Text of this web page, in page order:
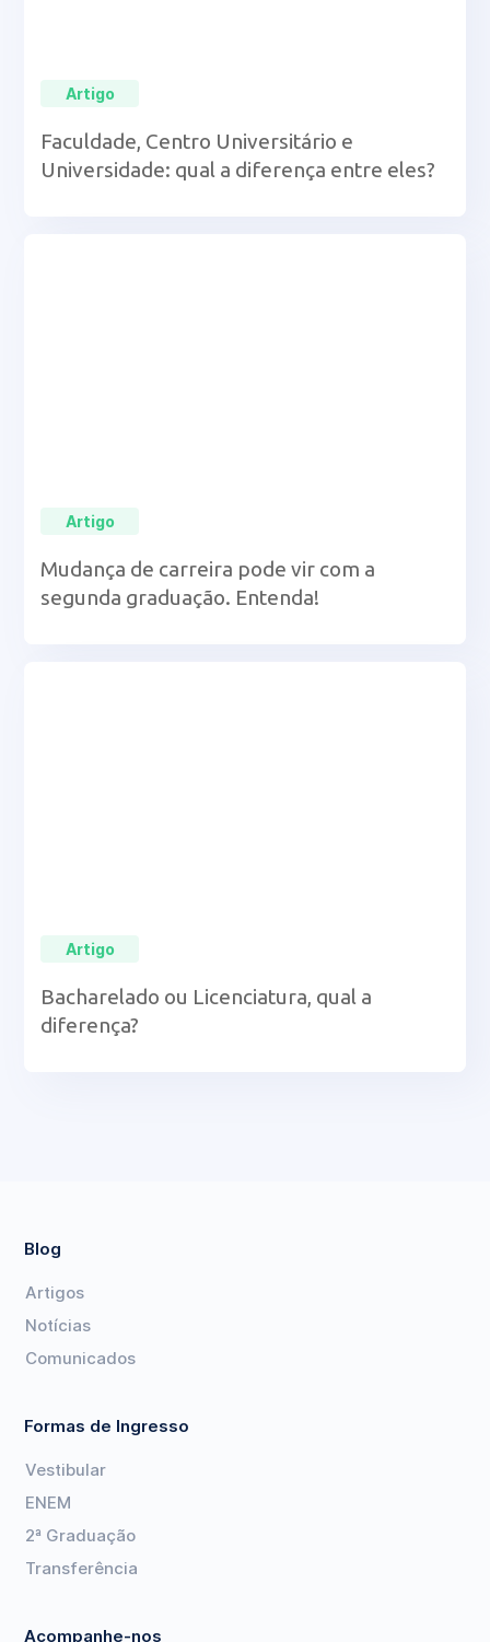
Artigo
Faculdade, Centro Universitário e
Universidade: qual a diferença entre eles?
Artigo
Mudança de carreira pode vir com a
segunda graduação. Entenda!
Artigo
Bacharelado ou Licenciatura, qual a
diferença?
Blog
Artigos
Notícias
Comunicados
Formas de Ingresso
Vestibular
ENEM
2ª Graduação
Transferência
Acompanhe-nos